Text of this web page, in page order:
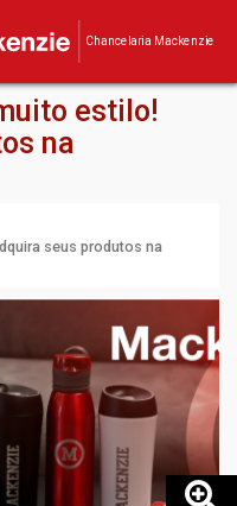
Chancelaria Mackenzie
estilo!
na
seus produtos na